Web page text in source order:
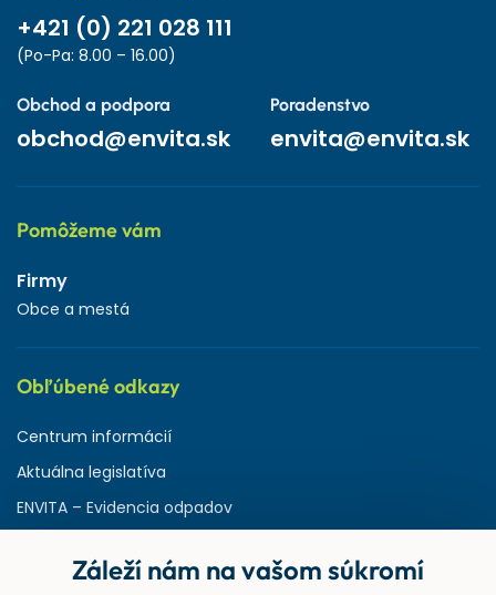
+421 (0) 221 028 111
(Po-Pa: 8.00 – 16.00)
Obchod a podpora
obchod@envita.sk
Poradenstvo
envita@envita.sk
Pomôžeme vám
Firmy
Obce a mestá
Obľúbené odkazy
Centrum informácií
Aktuálna legislatíva
ENVITA – Evidencia odpadov
Ministerstvo životného prostredia
Záleží nám na vašom súkromí